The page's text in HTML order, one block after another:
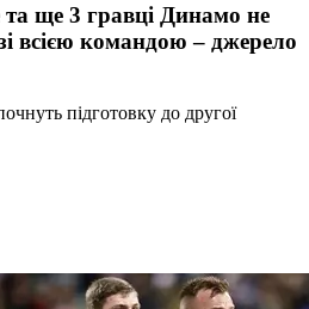
ще 3 гравці Динамо не
всією командою – джерело
підготовку до другої